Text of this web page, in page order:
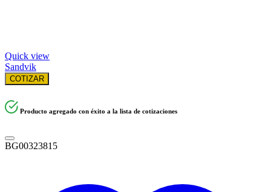
Quick view
Sandvik
COTIZAR
Producto agregado con éxito a la lista de cotizaciones
BG00323815